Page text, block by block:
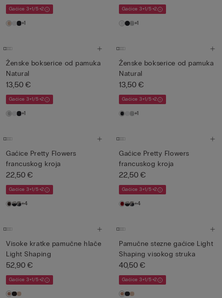
Gaćice 3+1/5+2
+1
Gaćice 3+1/5+2
+1
Ženske bokserice od pamuka
Natural
13,50 €
Gaćice 3+1/5+2
+1
Ženske bokserice od pamuka
Natural
13,50 €
Gaćice 3+1/5+2
+1
Gaćice Pretty Flowers
francuskog kroja
22,50 €
Gaćice 3+1/5+2
+4
Gaćice Pretty Flowers
francuskog kroja
22,50 €
Gaćice 3+1/5+2
+4
Visoke kratke pamučne hlače
Light Shaping
52,90 €
Gaćice 3+1/5+2
Pamučne stezne gaćice Light
Shaping visokog struka
40,50 €
Gaćice 3+1/5+2